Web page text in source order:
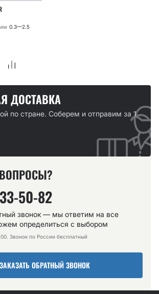
0.3—2.5
ДОСТАВКА
по стране. Соберем и отправим за 1
50-82
звонок — мы ответим на все
определиться с выбором
Звонок по России бесплатный
ЗАКАЗАТЬ ОБРАТНЫЙ ЗВОНОК